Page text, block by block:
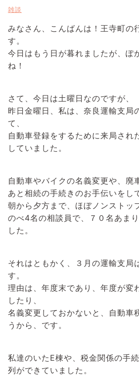
雑談
みなさん、こんばんは！王寺町の
す。
今日はもう日が暮れましたが、ぽ
ね！
さて、今日は土曜日なのですが、
昨日金曜日、私は、奈良運輸支局
て、
自動車登録をするために来局され
していました。
自動車やバイクの名義変更や、廃
あと相続の手続きのお手伝いをし
朝から夕方まで、ほぼノンストッ
のべ4名の相談員で、７０名あま
した。
それはともかく、３月の運輸支局
す。
理由は、年度末であり、年度が変
したり、
名義変更しておかないと、自動車
うから、です。
私達のいたE棟や、税金関係の手
列ができていました。